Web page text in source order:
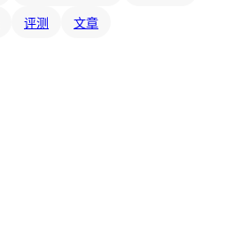
评测 文章